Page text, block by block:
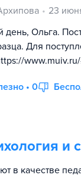
23
день, Ольга.
Для
• 0
и
в качестве